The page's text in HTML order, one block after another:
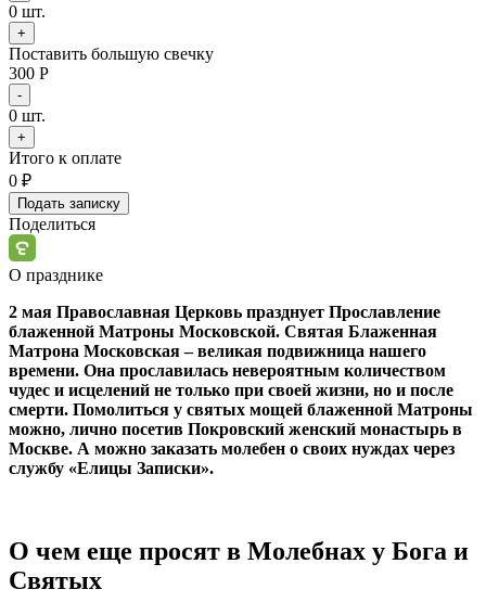
0 шт.
+
Поставить большую свечку
300 Р
-
0 шт.
+
Итого к оплате
0 ₽
Подать записку
Поделиться
О празднике
2 мая Православная Церковь празднует Прославление
блаженной Матроны Московской. Святая Блаженная
Матрона Московская – великая подвижница нашего
времени. Она прославилась невероятным количеством
чудес и исцелений не только при своей жизни, но и после
смерти. Помолиться у святых мощей блаженной Матроны
можно, лично посетив Покровский женский монастырь в
Москве. А можно заказать молебен о своих нуждах через
службу «Елицы Записки».
О чем еще просят в Молебнах у Бога и
Святых